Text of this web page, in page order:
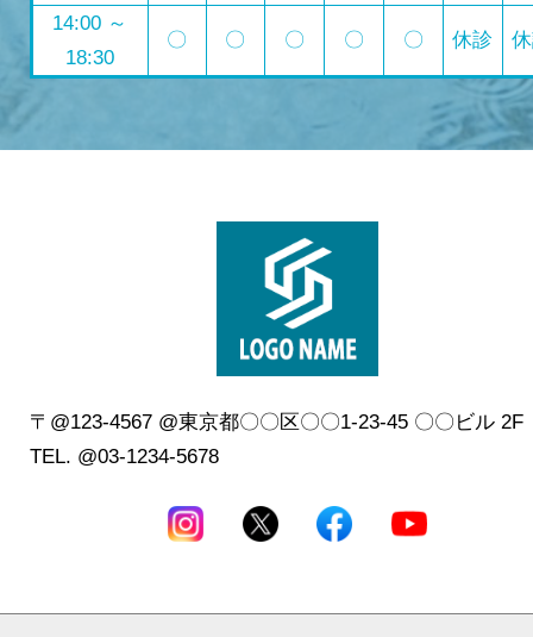
14:00 ～
18:30
〇 〇 〇 〇 〇 休診
〒@123-4567 @東京都〇〇区〇〇1-23-45 〇〇ビル 2F
TEL. @03-1234-5678